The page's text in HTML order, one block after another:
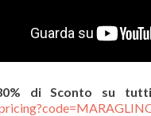
di Sconto su